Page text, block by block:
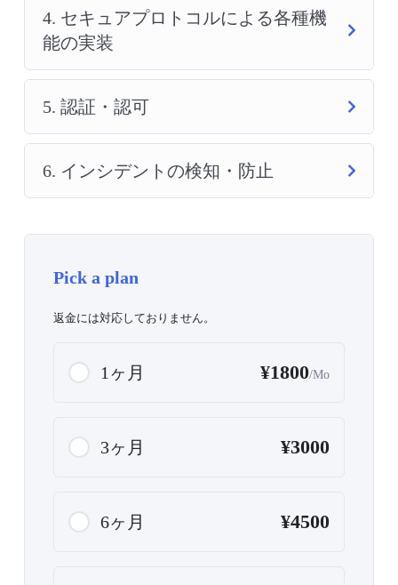
4. セキュアプロトコルによる各種機
能の実装
5. 認証・認可
6. インシデントの検知・防止
Pick a plan
返金には対応しておりません。
1ヶ月 ¥1800/Mo
3ヶ月 ¥3000
6ヶ月 ¥4500